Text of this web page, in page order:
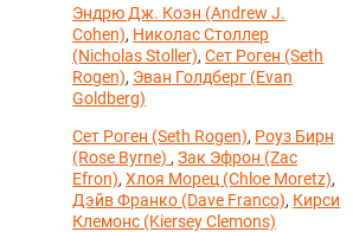
Эндрю Дж. Коэн (Andrew J.
Cohen), Николас Столлер
(Nicholas Stoller),Сет Роген (Seth
Rogen), Эван Голдберг (Evan
Goldberg)
Сет Роген (Seth Rogen), Роуз Бирн
(Rose Byrne) ,Зак Эфрон (Zac
Efron),Хлоя Морец (Chloe Moretz),
Дэйв Франко (Dave Franco), Кирси
Клемонс (Kiersey Clemons)